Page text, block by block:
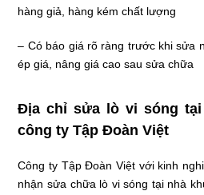
hàng giả, hàng kém chất lượng
– Có báo giá rõ ràng trước khi sửa
ép giá, nâng giá cao sau sửa chữa
Địa chỉ sửa lò vi sóng tại
công ty Tập Đoàn Việt
Công ty Tập Đoàn Việt với kinh
nhận sửa chữa lò vi sóng tại nhà